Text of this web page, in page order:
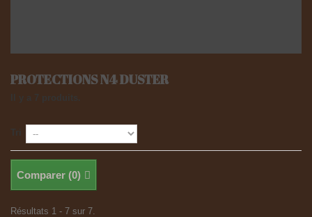
PROTECTIONS N4 DUSTER
Comparer (0)
Résultats 1 - 7 sur 7.